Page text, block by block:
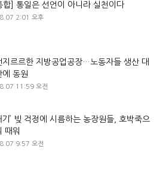
합] 통일은 선언이 아니라 실천이다
2:01 오후
지르르한 지방공업공장…노동자들 생산 대
에 동원
11:59 오전
기’ 빚 걱정에 시름하는 농장원들, 호박죽으
때워
9:57 오전